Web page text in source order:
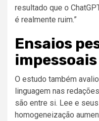
resultado que o
é realmente ruim.”
Ensaios
impessoais
O estudo também
linguagem nas
são entre si. Lee e
homogeneização